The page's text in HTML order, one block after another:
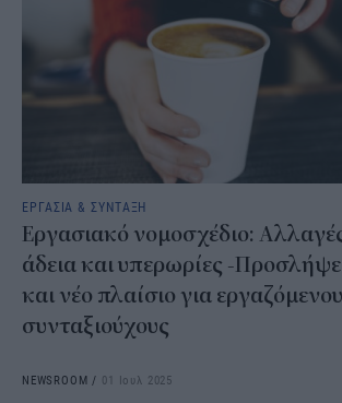
ΕΡΓΑΣΙΑ & ΣΥΝΤΑΞΗ
Εργασιακό νομοσχέδιο:
άδεια και υπερωρίες -
και νέο πλαίσιο για
συνταξιούχους
NEWSROOM / 01 Ιουλ 2025